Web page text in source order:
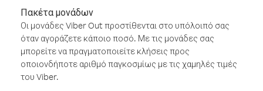
Πακέτα μονάδων
Οι μονάδες Viber Out προστίθενται στο υπόλοιπό σας
όταν αγοράζετε κάποιο ποσό. Με τις μονάδες σας
μπορείτε να πραγματοποιείτε κλήσεις προς
οποιονδήποτε αριθμό παγκοσμίως με τις χαμηλές τιμές
του Viber.